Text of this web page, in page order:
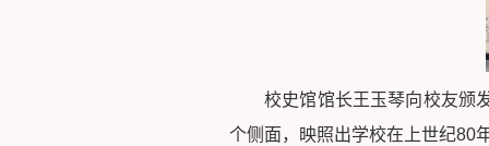
校史馆馆长王玉琴向校友颁
个侧面，映照出学校在上世纪80